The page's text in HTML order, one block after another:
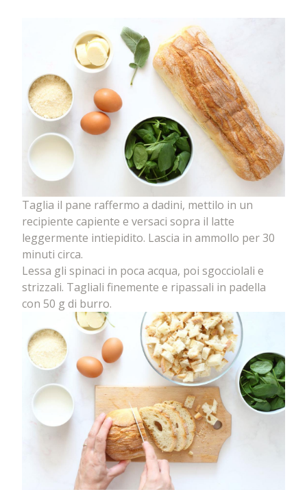
Taglia il pane raffermo a dadini, mettilo in un
recipiente capiente e versaci sopra il latte
leggermente intiepidito. Lascia in ammollo per 30
minuti circa.
Lessa gli spinaci in poca acqua, poi sgocciolali e
strizzali. Tagliali finemente e ripassali in padella
con 50 g di burro.